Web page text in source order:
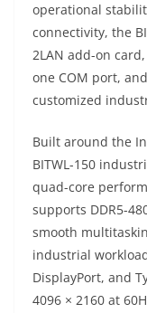
operational
connectivity, the
2LAN add-on
one COM port,
customized
Built around the
BITWL-150
quad-core
supports DDR5-
smooth
industrial
DisplayPort, and
4096 × 2160 at